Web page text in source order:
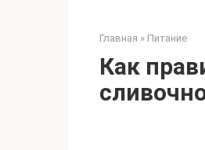
Главная » Питание
Как